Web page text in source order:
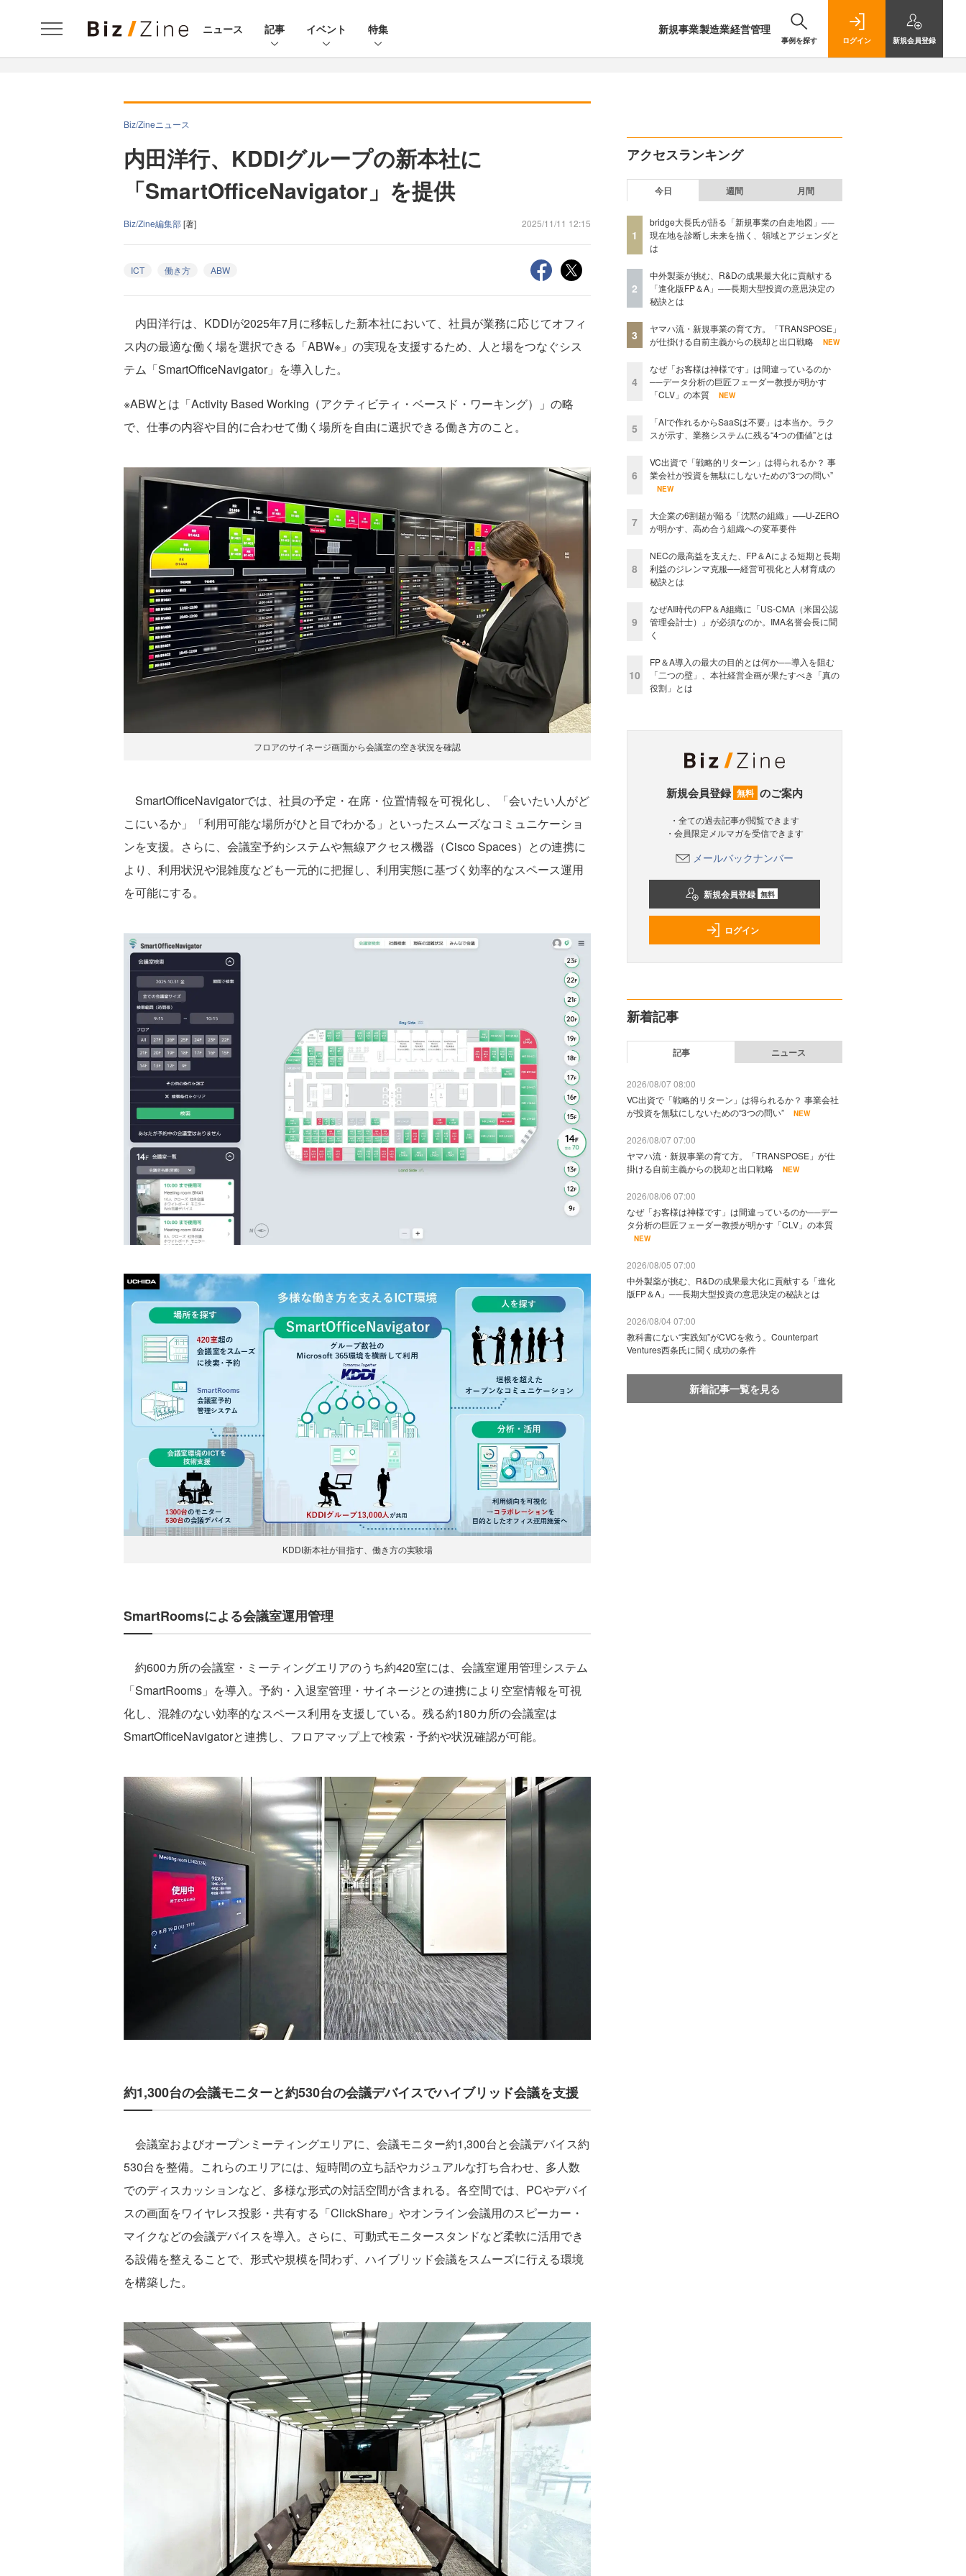
ニュース 記事 イベント 特集 新規事業製造業経営管理
事例を探す ログイン 新規会員登録
Biz/Zineニュース
内田洋行、KDDIグループの新本社に
「SmartOfficeNavigator」を提供
Biz/Zine編集部[著] 2025/11/11 12:15
ICT 働き方 ABW
内田洋行は、KDDIが2025年7月に移転した新本社において、社員が業務に応じてオフィ
ス内の最適な働く場を選択できる「ABW※」の実現を支援するため、人と場をつなぐシス
テム「SmartOfficeNavigator」を導入した。
※ABWとは「Activity Based Working（アクティビティ・ベースド・ワーキング）」の略
で、仕事の内容や目的に合わせて働く場所を自由に選択できる働き方のこと。
フロアのサイネージ画面から会議室の空き状況を確認
SmartOfficeNavigatorでは、社員の予定・在席・位置情報を可視化し、「会いたい人がど
こにいるか」「利用可能な場所がひと目でわかる」といったスムーズなコミュニケーショ
ンを支援。さらに、会議室予約システムや無線アクセス機器（Cisco Spaces）との連携に
より、利用状況や混雑度なども一元的に把握し、利用実態に基づく効率的なスペース運用
を可能にする。
KDDI新本社が目指す、働き方の実験場
SmartRoomsによる会議室運用管理
約600カ所の会議室・ミーティングエリアのうち約420室には、会議室運用管理システム
「SmartRooms」を導入。予約・入退室管理・サイネージとの連携により空室情報を可視
化し、混雑のない効率的なスペース利用を支援している。残る約180カ所の会議室は
SmartOfficeNavigatorと連携し、フロアマップ上で検索・予約や状況確認が可能。
約1,300台の会議モニターと約530台の会議デバイスでハイブリッド会議を支援
会議室およびオープンミーティングエリアに、会議モニター約1,300台と会議デバイス約
530台を整備。これらのエリアには、短時間の立ち話やカジュアルな打ち合わせ、多人数
でのディスカッションなど、多様な形式の対話空間が含まれる。各空間では、PCやデバイ
スの画面をワイヤレス投影・共有する「ClickShare」やオンライン会議用のスピーカー・
マイクなどの会議デバイスを導入。さらに、可動式モニタースタンドなど柔軟に活用でき
る設備を整えることで、形式や規模を問わず、ハイブリッド会議をスムーズに行える環境
を構築した。
アクセスランキング
今日 週間 月間
1
bridge大長氏が語る「新規事業の自走地図」──
現在地を診断し未来を描く、領域とアジェンダと
は
2
中外製薬が挑む、R&Dの成果最大化に貢献する
「進化版FP＆A」──長期大型投資の意思決定の
秘訣とは
3
ヤマハ流・新規事業の育て方。「TRANSPOSE」
が仕掛ける自前主義からの脱却と出口戦略
NEW
4
なぜ「お客様は神様です」は間違っているのか
──データ分析の巨匠フェーダー教授が明かす
「CLV」の本質
NEW
5
「AIで作れるからSaaSは不要」は本当か。ラク
スが示す、業務システムに残る“4つの価値”とは
6
VC出資で「戦略的リターン」は得られるか？ 事
業会社が投資を無駄にしないための“3つの問い”
NEW
7
大企業の6割超が陥る「沈黙の組織」──U-ZERO
が明かす、高め合う組織への変革要件
8
NECの最高益を支えた、FP＆Aによる短期と長期
利益のジレンマ克服──経営可視化と人材育成の
秘訣とは
9
なぜAI時代のFP＆A組織に「US-CMA（米国公認
管理会計士）」が必須なのか。IMA名誉会長に聞
く
10
FP＆A導入の最大の目的とは何か──導入を阻む
「二つの壁」、本社経営企画が果たすべき「真の
役割」とは
新規会員登録 無料 のご案内
・全ての過去記事が閲覧できます
・会員限定メルマガを受信できます
メールバックナンバー
新規会員登録 無料
ログイン
新着記事
記事 ニュース
2026/08/07 08:00
VC出資で「戦略的リターン」は得られるか？ 事業会社
が投資を無駄にしないための“3つの問い”
NEW
2026/08/07 07:00
ヤマハ流・新規事業の育て方。「TRANSPOSE」が仕
掛ける自前主義からの脱却と出口戦略
NEW
2026/08/06 07:00
なぜ「お客様は神様です」は間違っているのか──デー
タ分析の巨匠フェーダー教授が明かす「CLV」の本質
NEW
2026/08/05 07:00
中外製薬が挑む、R&Dの成果最大化に貢献する「進化
版FP＆A」──長期大型投資の意思決定の秘訣とは
2026/08/04 07:00
教科書にない“実践知”がCVCを救う。Counterpart
Ventures西条氏に聞く成功の条件
新着記事一覧を見る